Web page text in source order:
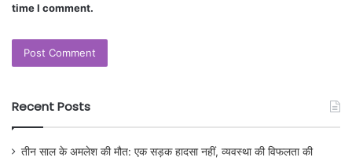
time I comment.
Recent Posts
तीन साल के अमलेश की मौत: एक सड़क हादसा नहीं, व्यवस्था की विफलता की